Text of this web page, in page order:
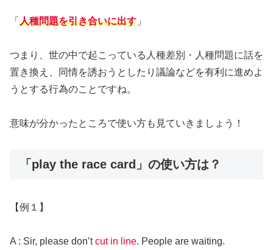
「 人種問題を引き合いに出す 」
つまり、世の中で起こっている人種差別・人種問題に話を
置き換え、同情を誘おうとしたり議論などを有利に進めよ
うとする行為のことですね。
意味が分かったところで使い方も見ていきましょう！
「play the race card」の使い方は？
【例１】
A : Sir, please don’tcut in line. People are waiting.